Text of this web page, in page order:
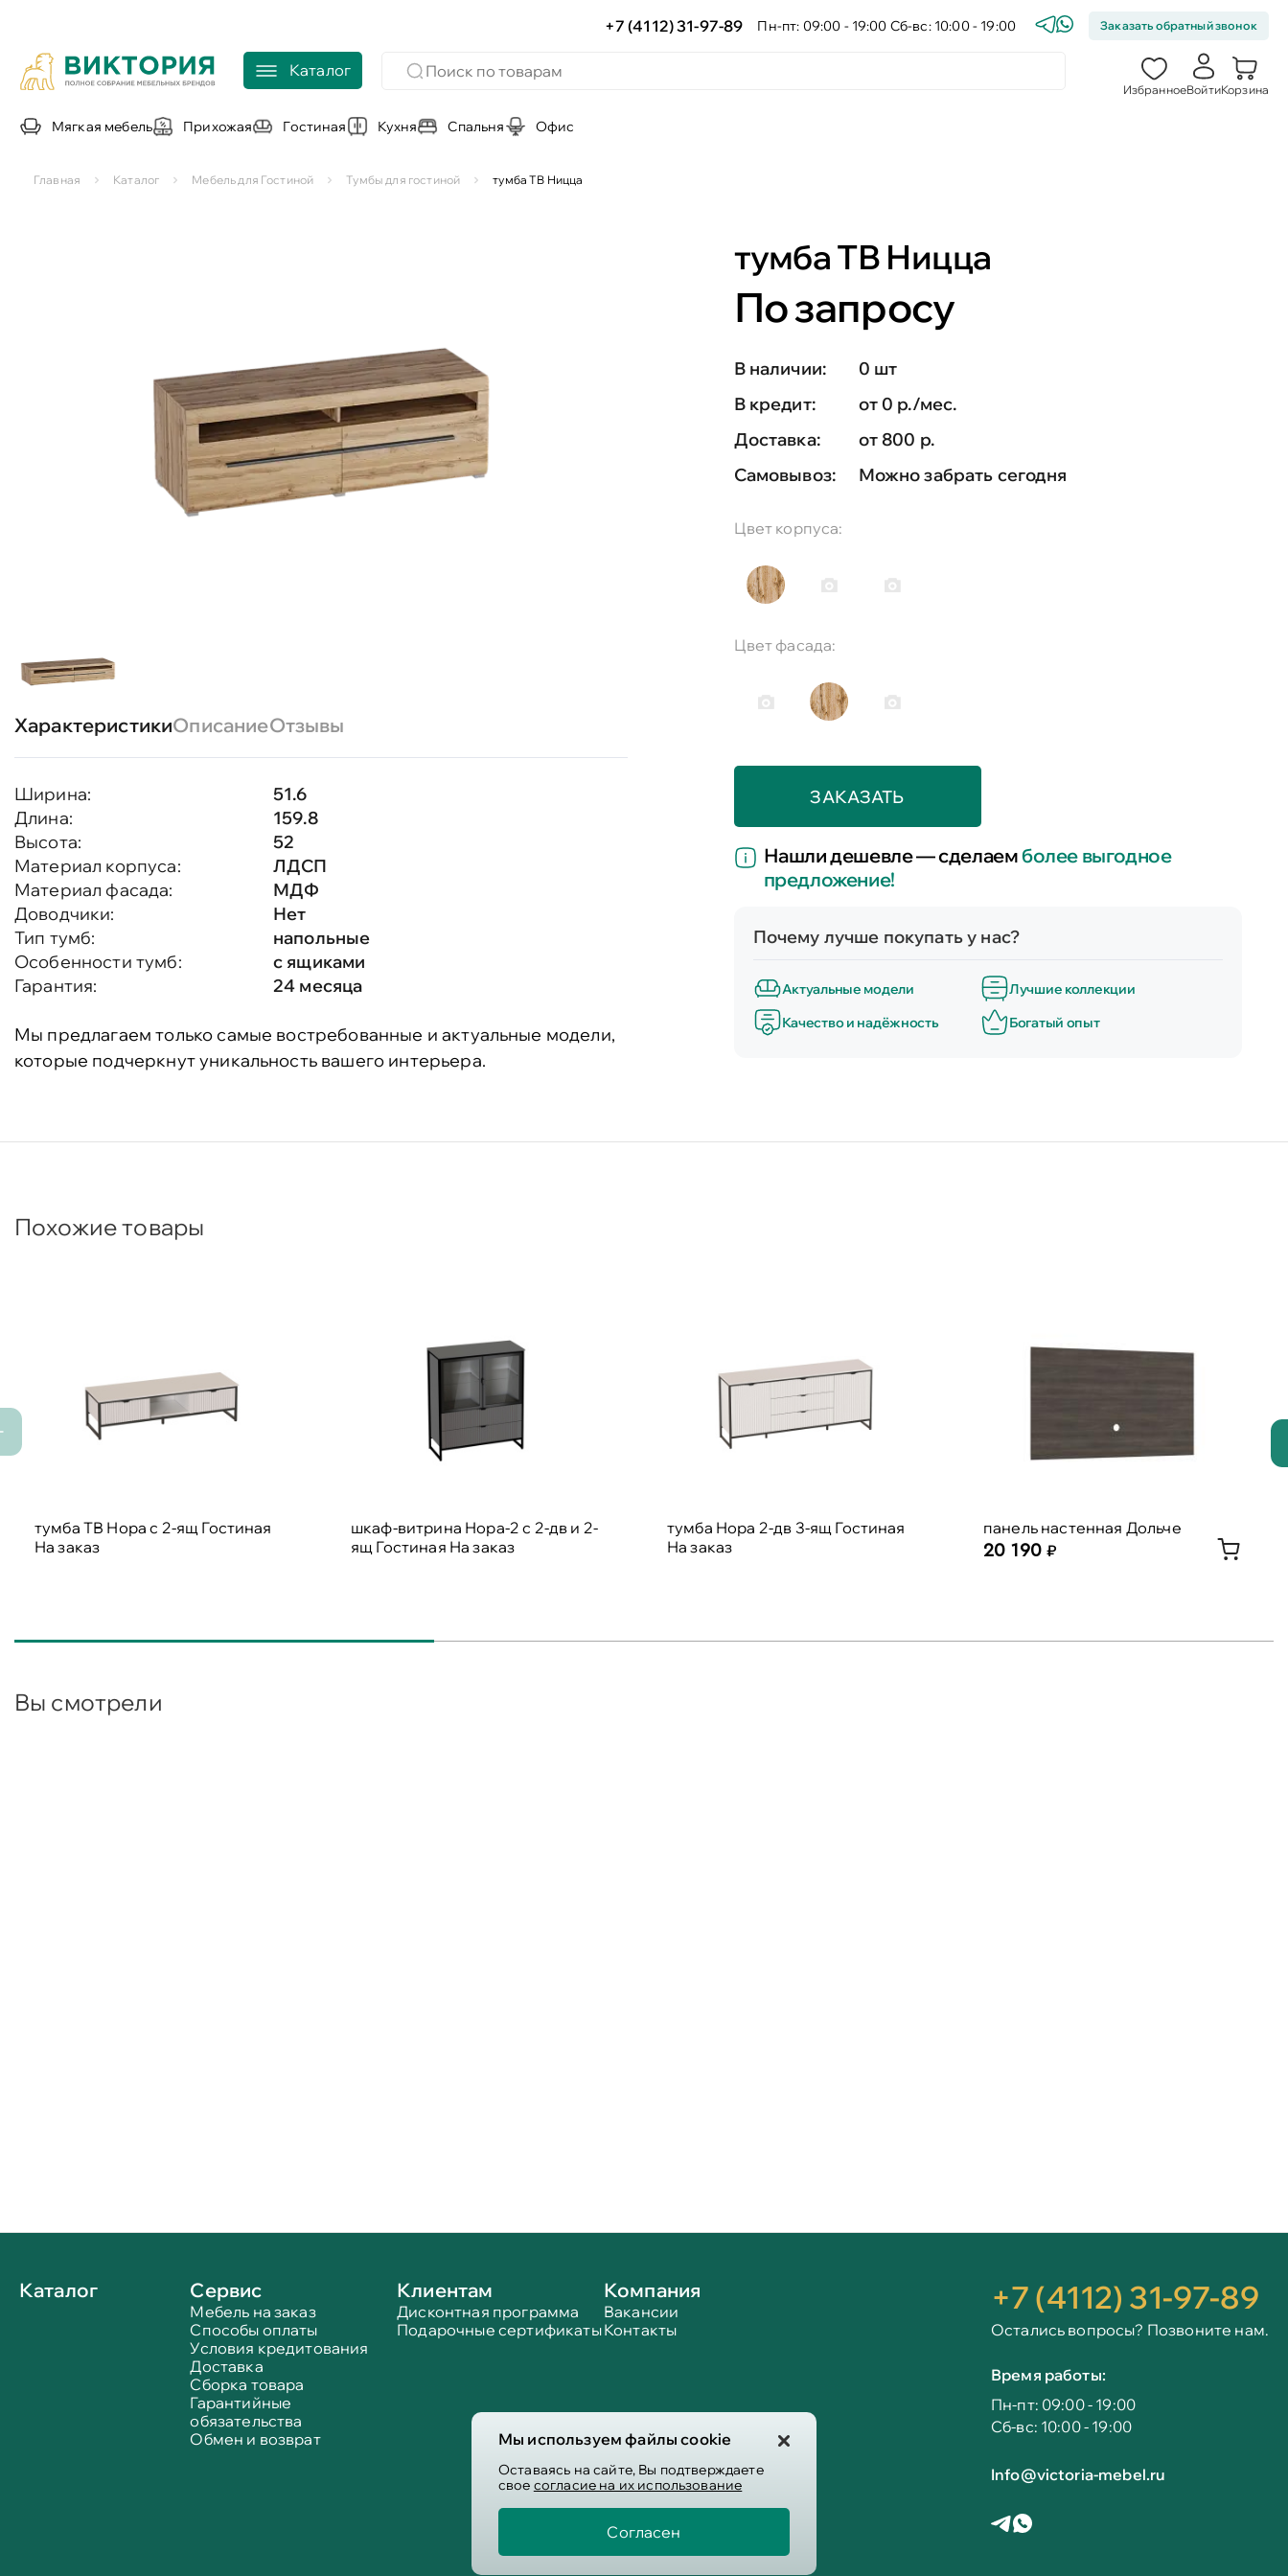
+7 (4112) 31-97-89 Пн-пт: 09:00 - 19:00 Сб-вс: 10:00 - 19:00 Заказать обратный звонок
Каталог
ИзбранноеВойтиКорзина
Мягкая мебель Прихожая Гостиная Кухня Спальня Офис
Мы используем файлы cookie
Оставаясь на сайте, Вы подтверждаете
свое согласие на их использование
Согласен
Главная Каталог Мебель для Гостиной Тумбы для гостиной тумба ТВ Ницца
ХарактеристикиОписаниеОтзывы
Ширина:
51.6
Длина:
159.8
Высота:
52
Материал корпуса:
ЛДСП
Материал фасада:
МДФ
Доводчики:
Нет
Тип тумб:
напольные
Особенности тумб:
с ящиками
Гарантия:
24 месяца
Мы предлагаем только самые востребованные и актуальные модели,
которые подчеркнут уникальность вашего интерьера.
тумба ТВ Ницца
По запросу
В наличии:
0 шт
В кредит:
от 0 р./мес.
Доставка:
от 800 р.
Самовывоз:
Можно забрать сегодня
Цвет корпуса:
Цвет фасада:
ЗАКАЗАТЬ
Нашли дешевле — сделаемболее выгодное
предложение!
Почему лучше покупать у нас?
Актуальные модели
Лучшие коллекции
Качество и надёжность
Богатый опыт
Похожие товары
тумба ТВ Нора с 2-ящ Гостиная
На заказ
шкаф-витрина Нора-2 с 2-дв и 2-
ящ Гостиная На заказ
тумба Нора 2-дв 3-ящ Гостиная
На заказ
панель настенная Дольче
20 190
Вы смотрели
Каталог Сервис
Мебель на заказ
Способы оплаты
Условия кредитования
Доставка
Сборка товара
Гарантийные
обязательства
Обмен и возврат
Клиентам
Дисконтная программа
Подарочные сертификаты
Компания
Вакансии
Контакты
+7 (4112) 31-97-89
Остались вопросы? Позвоните нам.
Время работы:
Пн-пт: 09:00 - 19:00
Сб-вс: 10:00 - 19:00
Info@victoria-mebel.ru